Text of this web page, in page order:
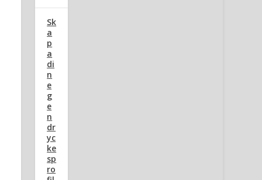
Sk
a
p
a
di
n
e
g
e
n
dr
yc
ke
sp
ro